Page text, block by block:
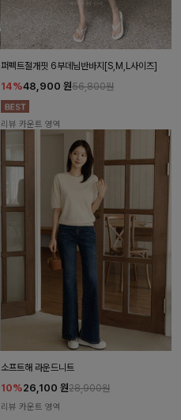
퍼펙트절개핏 6부데님반바지[S,M,L사이즈]
14%48,900 원56,800원
리뷰 카운트 영역
소프트해 라운드니트
10%26,100 원28,900원
리뷰 카운트 영역